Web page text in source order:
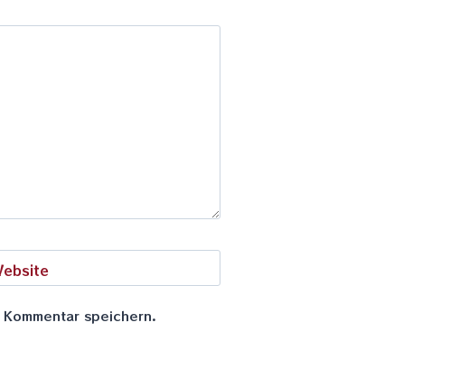
speichern.